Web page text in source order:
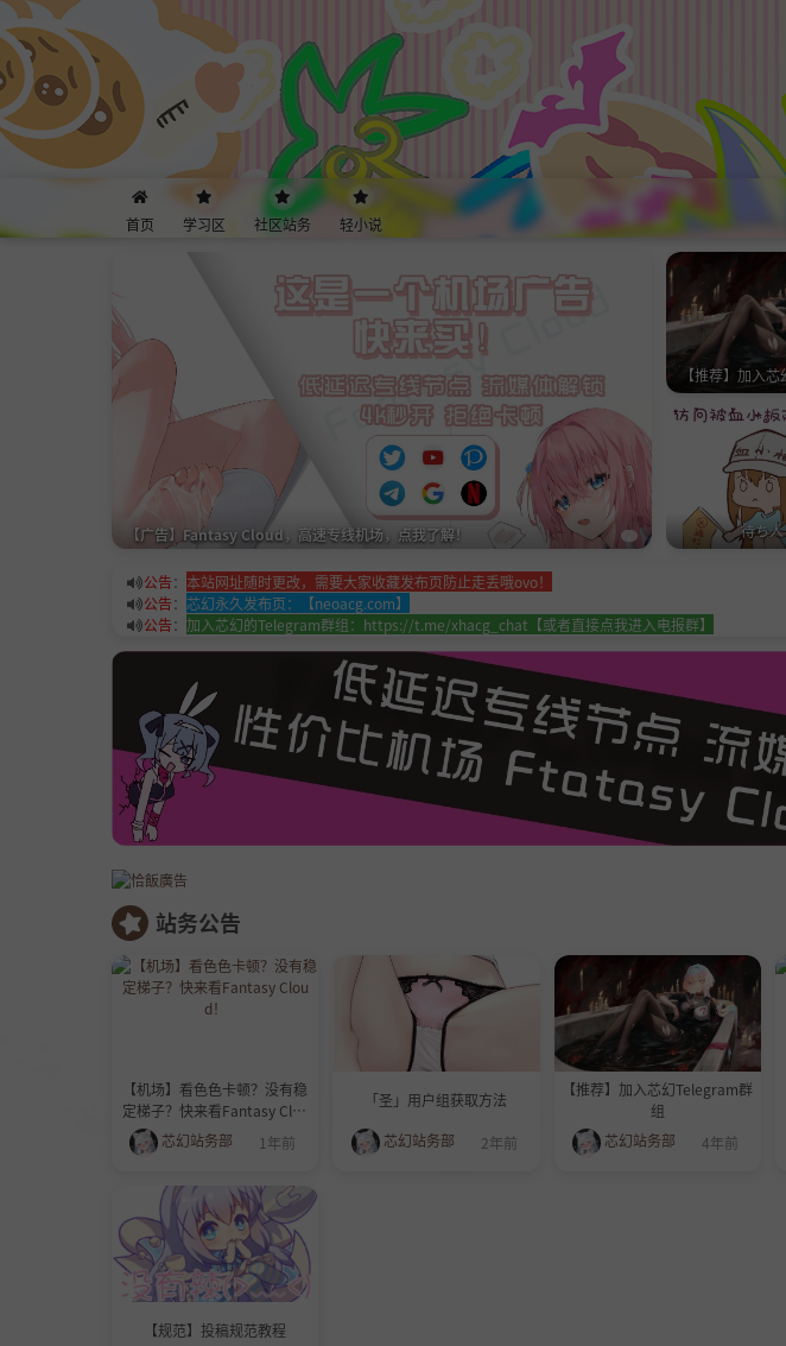
首页 学习区 社区站务 轻小说
【广告】Fantasy Cloud，高速专线机场，点我了解！
少し大きな空 スターゲイザー 睦月
虹 空の窓 【必看】食用指南（2023-12-01更新） 待ち人
公告： 本站网址随时更改，需要大家收藏发布页防止走丢哦ovo！
公告： 芯幻永久发布页：【neoacg.com】
公告： 加入芯幻的Telegram群组：https://t.me/xhacg_chat【或者直接点我进入电报群】
站务公告
【机场】看色色卡顿？没有稳
定梯子？快来看Fantasy Clou
d！
芯幻站务部 1年前
「圣」用户组获取方法
芯幻站务部 2年前
【推荐】加入芯幻Telegram群
组
芯幻站务部
4年前
【规范】投稿规范教程